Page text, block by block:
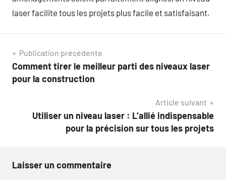
laser facilite tous les projets plus facile et satisfaisant.
Navigation
de
Publication précédente
Comment tirer le meilleur parti des niveaux laser
pour la construction
Article suivant
Utiliser un niveau laser : L’allié indispensable
pour la précision sur tous les projets
Laisser un commentaire